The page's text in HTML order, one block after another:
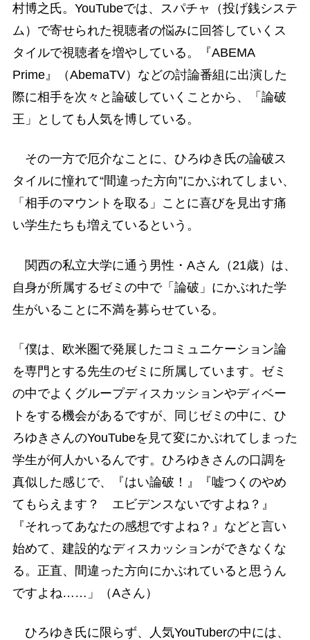
村博之氏。YouTubeでは、スパチャ（投げ銭システ
ム）で寄せられた視聴者の悩みに回答していくス
タイルで視聴者を増やしている。『ABEMA
Prime』（AbemaTV）などの討論番組に出演した
際に相手を次々と論破していくことから、「論破
王」としても人気を博している。
その一方で厄介なことに、ひろゆき氏の論破ス
タイルに憧れて“間違った方向”にかぶれてしまい、
「相手のマウントを取る」ことに喜びを見出す痛
い学生たちも増えているという。
関西の私立大学に通う男性・Aさん（21歳）は、
自身が所属するゼミの中で「論破」にかぶれた学
生がいることに不満を募らせている。
「僕は、欧米圏で発展したコミュニケーション論
を専門とする先生のゼミに所属しています。ゼミ
の中でよくグループディスカッションやディベー
トをする機会があるですが、同じゼミの中に、ひ
ろゆきさんのYouTubeを見て変にかぶれてしまった
学生が何人かいるんです。ひろゆきさんの口調を
真似した感じで、『はい論破！』『嘘つくのやめ
てもらえます？ エビデンスないですよね？』
『それってあなたの感想ですよね？』などと言い
始めて、建設的なディスカッションができなくな
る。正直、間違った方向にかぶれていると思うん
ですよね……」（Aさん）
ひろゆき氏に限らず、人気YouTuberの中には、